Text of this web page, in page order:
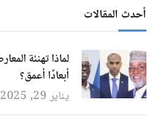
أحدث المقالات
لماذا تهنئة
أبعادًا أعمق؟
يناير 29, 2025